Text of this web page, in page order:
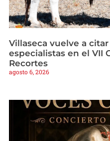
Villaseca vuelve a
especialistas en el VII
Recortes
agosto 6, 2026